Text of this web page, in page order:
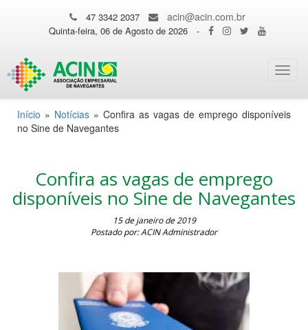
47 3342 2037 acin@acin.com.br
Quinta-feira, 06 de Agosto de 2026 -
Início » Notícias » Confira as vagas de emprego disponíveis
no Sine de Navegantes
Confira as vagas de emprego
disponíveis no Sine de Navegantes
15 de janeiro de 2019
Postado por: ACIN Administrador